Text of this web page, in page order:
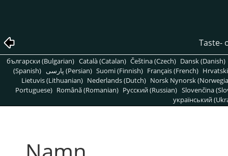
Taste-
български (Bulgarian) Català (Catalan) Čeština (Czech) Dansk (Danish)
(Spanish)
پارسی (Persian) Suomi (Finnish) Français (French)
Lietuvis (Lithuanian) Nederlands (Dutch) Norsk Nynorsk
Portuguese) Română (Romanian) Pусский (Russian) Slovenčina
український